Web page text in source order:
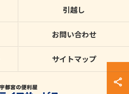
引越し
お問い合わせ
サイトマップ